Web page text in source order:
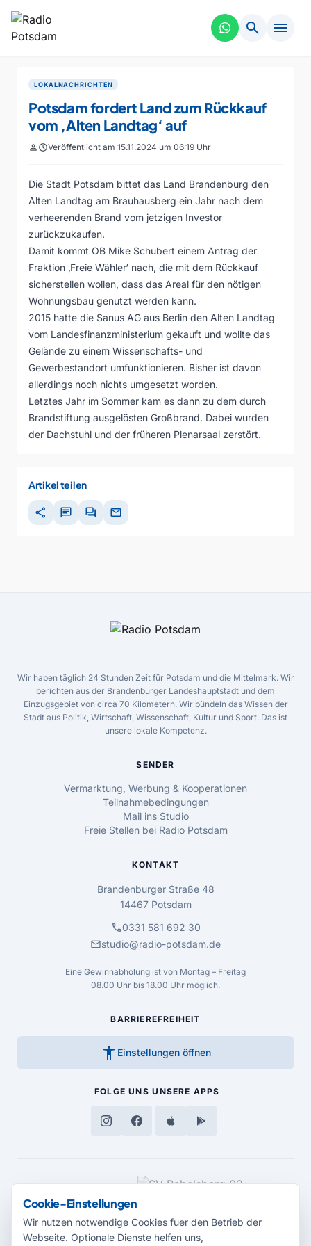
search menu
LOKALNACHRICHTEN
Potsdam fordert Land zum Rückkauf
vom ‚Alten Landtag‘ auf
personscheduleVeröffentlicht am 15.11.2024 um 06:19 Uhr
Die Stadt Potsdam bittet das Land Brandenburg den
Alten Landtag am Brauhausberg ein Jahr nach dem
verheerenden Brand vom jetzigen Investor
zurückzukaufen.
Damit kommt OB Mike Schubert einem Antrag der
Fraktion ‚Freie Wähler‘ nach, die mit dem Rückkauf
sicherstellen wollen, dass das Areal für den nötigen
Wohnungsbau genutzt werden kann.
2015 hatte die Sanus AG aus Berlin den Alten Landtag
vom Landesfinanzministerium gekauft und wollte das
Gelände zu einem Wissenschafts- und
Gewerbestandort umfunktionieren. Bisher ist davon
allerdings noch nichts umgesetzt worden.
Letztes Jahr im Sommer kam es dann zu dem durch
Brandstiftung ausgelösten Großbrand. Dabei wurden
der Dachstuhl und der früheren Plenarsaal zerstört.
Artikel teilen
share chat forum mail
Wir haben täglich 24 Stunden Zeit für Potsdam und die Mittelmark. Wir
berichten aus der Brandenburger Landeshauptstadt und dem
Einzugsgebiet von circa 70 Kilometern. Wir bündeln das Wissen der
Stadt aus Politik, Wirtschaft, Wissenschaft, Kultur und Sport. Das ist
unsere lokale Kompetenz.
SENDER
Vermarktung, Werbung & Kooperationen
Teilnahmebedingungen
Mail ins Studio
Freie Stellen bei Radio Potsdam
KONTAKT
Brandenburger Straße 48
14467 Potsdam
call0331 581 692 30
mailstudio@radio-potsdam.de
Eine Gewinnabholung ist von Montag – Freitag
08.00 Uhr bis 18.00 Uhr möglich.
BARRIEREFREIHEIT
accessibility_new Einstellungen öffnen
FOLGE UNS UNSERE APPS
MEDIENPARTNER
Cookie-Einstellungen
Wir nutzen notwendige Cookies fuer den Betrieb der
Webseite. Optionale Dienste helfen uns,